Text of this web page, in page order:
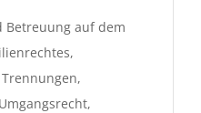
Betreuung auf dem